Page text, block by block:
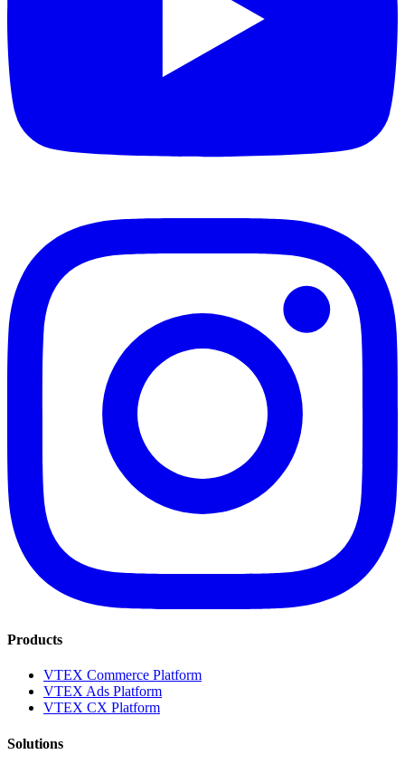
Products
VTEX Commerce Platform
VTEX Ads Platform
VTEX CX Platform
Solutions